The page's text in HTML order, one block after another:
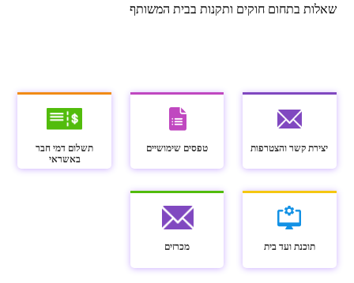
שאלות בתחום חוקים ותקנות בבית המשותף
יצירת קשר והצטרפות טפסים שימושיים
תשלום דמי חבר
באשראי
תוכנת ועד בית מכרזים